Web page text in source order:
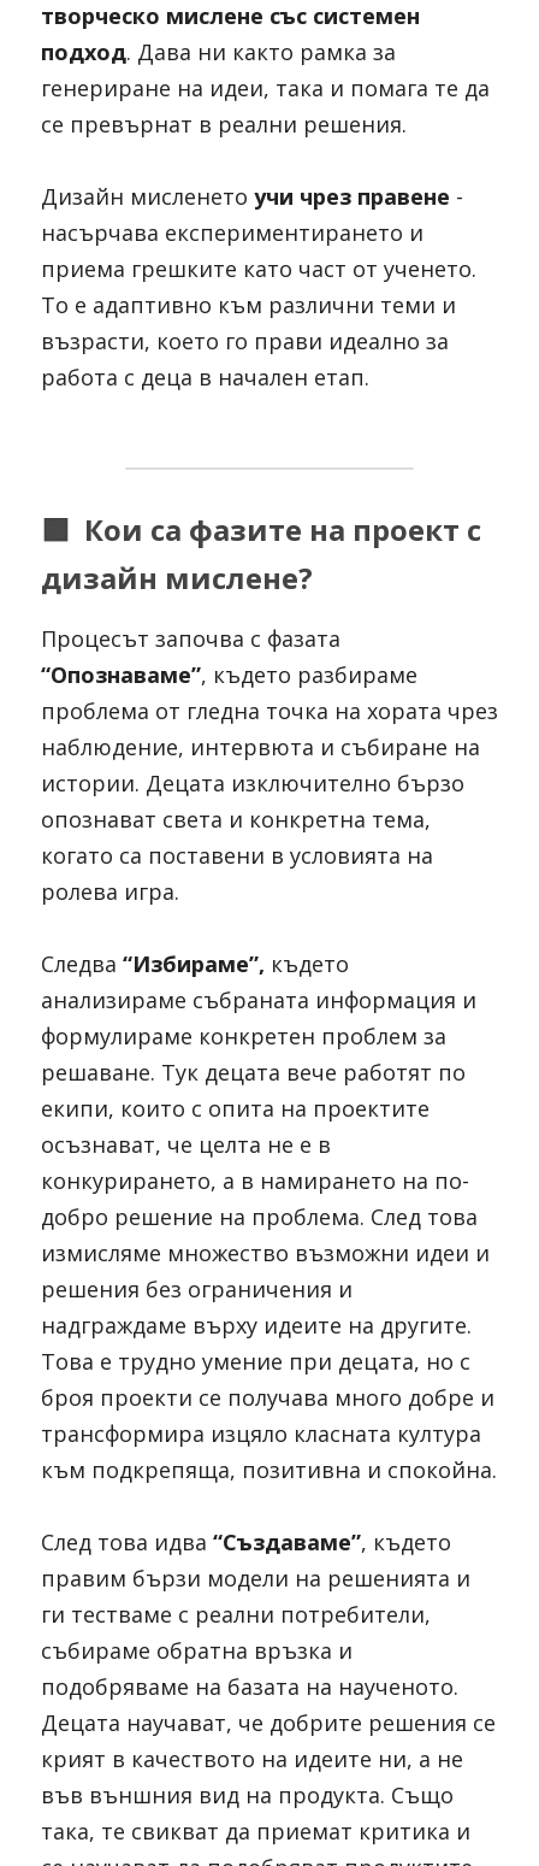
творческо мислене със системен
подход. Дава ни както рамка за
генериране на идеи, така и помага те да
се превърнат в реални решения.
Дизайн мисленето учи чрез правене -
насърчава експериментирането и
приема грешките като част от ученето.
То е адаптивно към различни теми и
възрасти, което го прави идеално за
работа с деца в начален етап.
🟪 Кои са фазите на проект с
дизайн мислене?
“Опознаваме”, където разбираме
проблема от гледна точка на хората чрез
наблюдение, интервюта и събиране на
истории. Децата изключително бързо
опознават света и конкретна тема,
когато са поставени в условията на
ролева игра.
Следва “Избираме”, където
анализираме събраната информация и
формулираме конкретен проблем за
решаване. Тук децата вече работят по
екипи, които с опита на проектите
осъзнават, че целта не е в
конкурирането, а в намирането на по-
добро решение на проблема. След това
измисляме множество възможни идеи и
решения без ограничения и
надграждаме върху идеите на другите.
Това е трудно умение при децата, но с
броя проекти се получава много добре и
трансформира изцяло класната култура
След това идва “Създаваме”, където
правим бързи модели на решенията и
ги тестваме с реални потребители,
събираме обратна връзка и
подобряваме на базата на наученото.
Децата научават, че добрите решения се
крият в качеството на идеите ни, а не
във външния вид на продукта. Също
така, те свикват да приемат критика и